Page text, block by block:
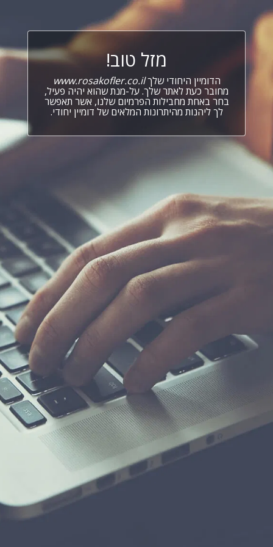
מזל טוב!
הדומיין היחודי שלךwww.rosakofler.co.il
מחובר כעת לאתר שלך. על-מנת שהוא יהיה פעיל,
בחר באחת מחבילות הפרמיום שלנו, אשר תאפשר
לך ליהנות מהיתרונות המלאים של דומיין יחודי.